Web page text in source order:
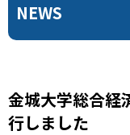
NEWS
金城大学総合経
行しました